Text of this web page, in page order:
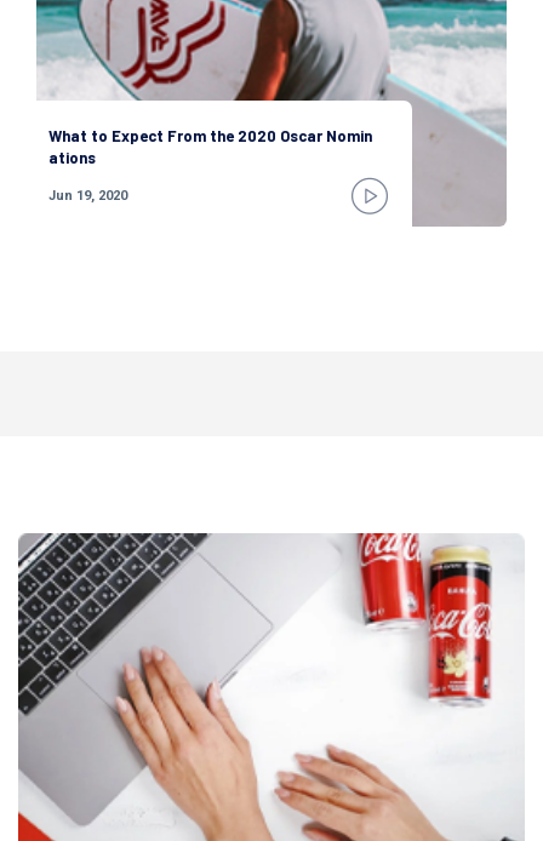
What to Expect From the 2020 Oscar Nomin
ations
Jun 19, 2020